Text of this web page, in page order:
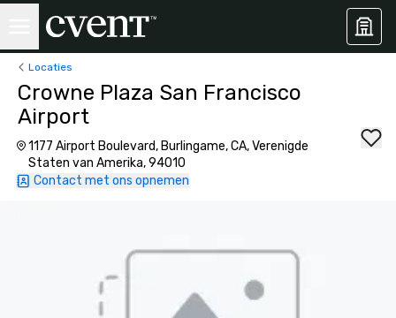
Locaties
Crowne Plaza San Francisco
Airport
1177 Airport Boulevard, Burlingame, CA, Verenigde
Staten van Amerika, 94010
Contact met ons opnemen